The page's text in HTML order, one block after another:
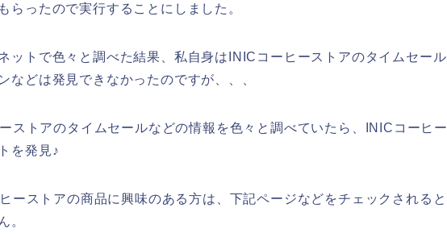
らったので実行することにしました。
ットで色々と調べた結果、私自身はINICコーヒーストアのタイムセール
などは発見できなかったのですが、、、
ストアのタイムセールなどの情報を色々と調べていたら、INICコーヒー
を発見♪
ーストアの商品に興味のある方は、下記ページなどをチェックされると
。